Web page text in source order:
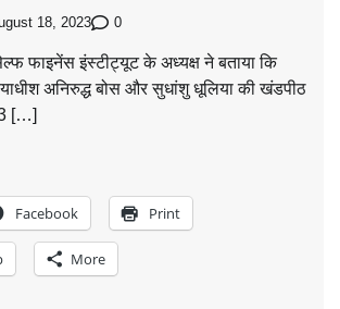
18, 2023 0
फाइनेंस इंस्टीट्यूट के अध्यक्ष ने बताया कि
अनिरुद्ध बोस और सुधांशु धूलिया की खंडपीठ
[…]
Facebook Print
More